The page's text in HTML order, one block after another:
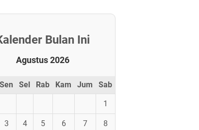
Bulan Ini
Agustus 2026
Sen Sel Rab Kam Jum Sab
1
3 4 5 6 7 8